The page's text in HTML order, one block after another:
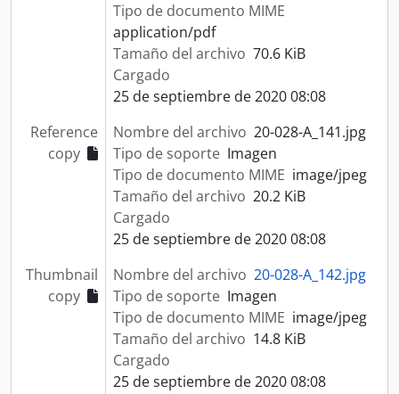
Tipo de documento MIME
application/pdf
Tamaño del archivo 70.6 KiB
Cargado
25 de septiembre de 2020 08:08
Reference
copy
Nombre del archivo 20-028-A_141.jpg
Tipo de soporte Imagen
Tipo de documento MIME image/jpeg
Tamaño del archivo 20.2 KiB
Cargado
25 de septiembre de 2020 08:08
Thumbnail
copy
Nombre del archivo 20-028-A_142.jpg
Tipo de soporte Imagen
Tipo de documento MIME image/jpeg
Tamaño del archivo 14.8 KiB
Cargado
25 de septiembre de 2020 08:08